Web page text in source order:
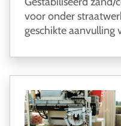
voor onder
geschikte aanvulling